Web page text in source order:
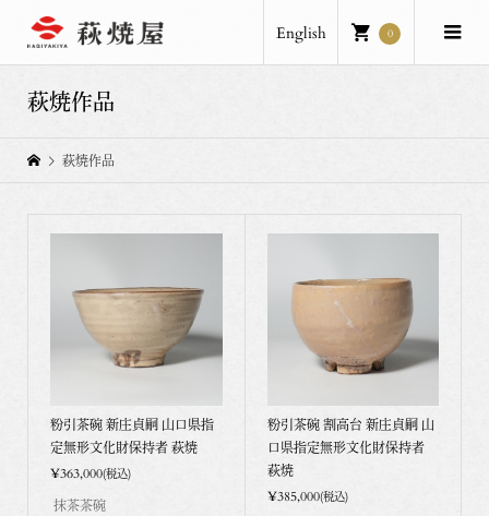
English 0
萩焼作品
萩焼作品
粉引茶碗 新庄貞嗣 山口県指
定無形文化財保持者 萩焼
¥363,000(税込)
抹茶茶碗
粉引茶碗 割高台 新庄貞嗣 山
口県指定無形文化財保持者
萩焼
¥385,000(税込)